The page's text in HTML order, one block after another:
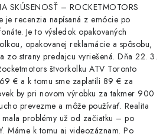
SKÚSENOSŤ – ROCKETMOTORS
je recenzia napísaná z emócie po
Je to výsledok opakovaných
opakovanej reklamácie a spôsobu,
zo strany predajcu vyriešená. Dňa 22. 3.
štvorkolku ATV Toronto
€ a k tomu sme zaplatili 89 € za
by pri novom výrobku za takmer 900
prevezme a môže používať. Realita
problémy už od začiatku – po
Máme k tomu aj videozáznam. Po